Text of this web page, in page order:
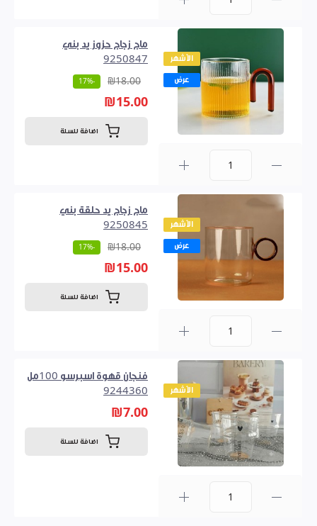
الأشهر
عرض
ماج زجاج حزوز يد بني
9250847
₪18.00
-17%
₪15.00
اضافة للسلة
الأشهر
عرض
ماج زجاج يد حلقة بني
9250845
₪18.00
-17%
₪15.00
اضافة للسلة
الأشهر
فنجان قهوة اسبرسو 100مل
9244360
₪7.00
اضافة للسلة